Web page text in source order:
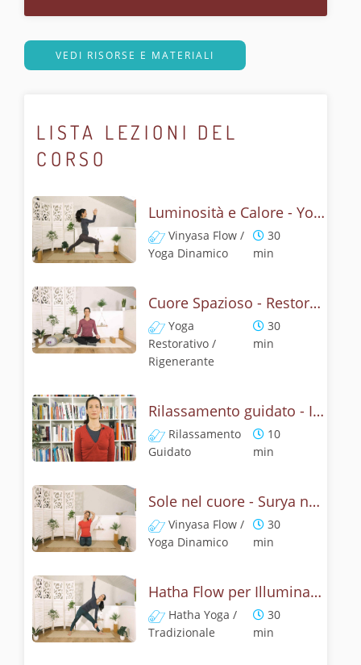
VEDI RISORSE E MATERIALI
LISTA LEZIONI DEL
CORSO
Luminosità e Calore - Yoga Flow Cuore
Vinyasa Flow /
Yoga Dinamico
30
min
Cuore Spazioso - Restorative Yoga
Yoga
Restorativo /
Rigenerante
30
min
Rilassamento guidato - Il nido protetto
Rilassamento
Guidato
10
min
Sole nel cuore - Surya namaskar
Vinyasa Flow /
Yoga Dinamico
30
min
Hatha Flow per Illuminare la Giornata
Hatha Yoga /
Tradizionale
30
min